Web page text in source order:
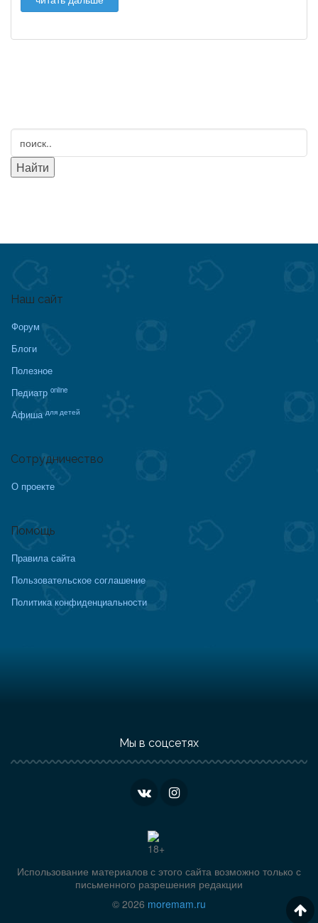
Наш сайт
Форум
Блоги
Полезное
Педиатр online
Афиша для детей
Сотрудничество
О проекте
Помощь
Правила сайта
Пользовательское соглашение
Политика конфиденциальности
Мы в соцсетях
Использование материалов с этого сайта возможно только с
письменного разрешения редакции
© 2026 moremam.ru